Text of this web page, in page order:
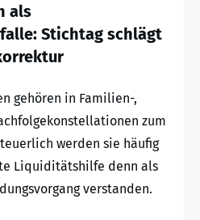
als
Stichtag schlägt
gehören in Familien-,
zum
werden sie häufig
Liquiditätshilfe denn als
verstanden.